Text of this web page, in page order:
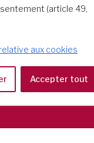
(article 49,
aux cookies
Accepter tout